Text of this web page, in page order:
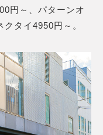
円～、パターンオ
タイ4950円～。